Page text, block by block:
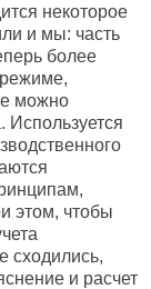
некоторое
и мы: часть
более
можно
Используется
этом, чтобы
сходились,
и расчет